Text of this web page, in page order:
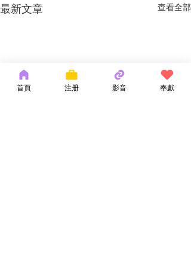
最新文章 查看全部
首頁 注册 影音 奉獻